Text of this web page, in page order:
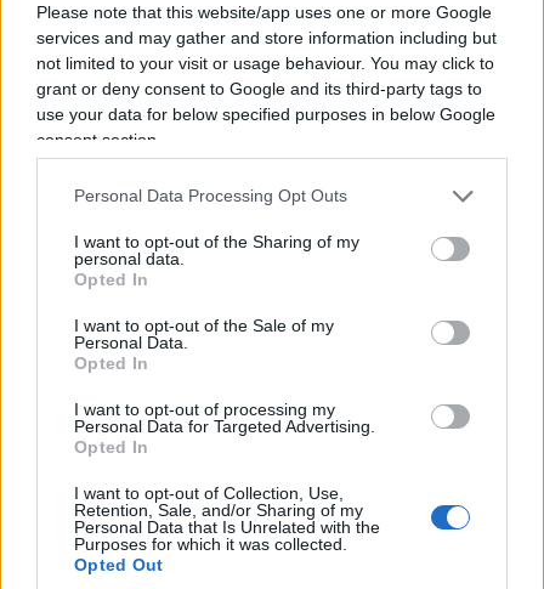
Please note that this website/app uses one or more Google
services and may gather and store information including but
not limited to your visit or usage behaviour. You may click to
grant or deny consent to Google and its third-party tags to
use your data for below specified purposes in below Google
consent section.
Personal Data Processing Opt Outs
I want to opt-out of the Sharing of my
personal data.
Opted In
I want to opt-out of the Sale of my
Personal Data.
Opted In
I want to opt-out of processing my
Personal Data for Targeted Advertising.
Opted In
I want to opt-out of Collection, Use,
Retention, Sale, and/or Sharing of my
Personal Data that Is Unrelated with the
Purposes for which it was collected.
Opted Out
Manovra 2027: cantiere
aperto ma resta il nodo
risorse
Tra nuovo taglio Irpef, pensioni anticipate, stop al
bollo auto e una giungla di bonus i conti
rischiano di non tornare. Servono tagli veri alla